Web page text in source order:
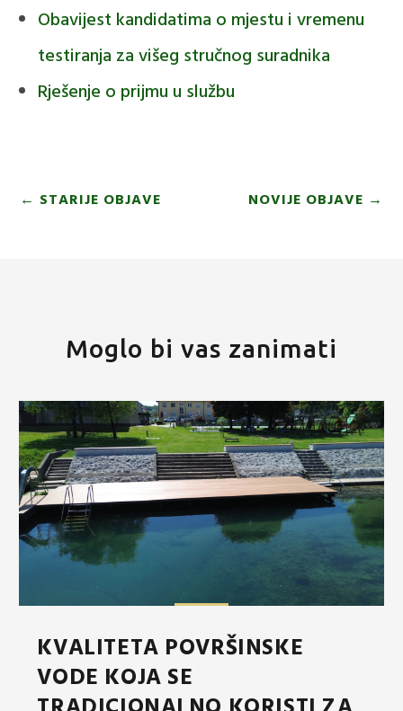
Obavijest kandidatima o mjestu i vremenu
testiranja za višeg stručnog suradnika
Rješenje o prijmu u službu
← STARIJE OBJAVE NOVIJE OBJAVE →
Moglo bi vas zanimati
KVALITETA POVRŠINSKE
VODE KOJA SE